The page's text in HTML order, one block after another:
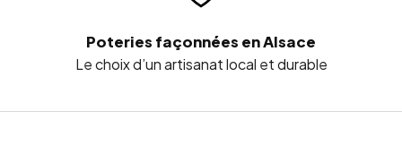
poteries de Soufflenheim.
Poteries façonnées en Alsace
Le choix d’un artisanat local et durable